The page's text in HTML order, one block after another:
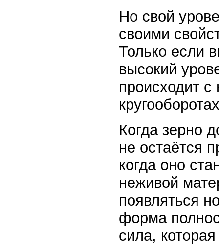
Но свой
своими
Только если
высокий
происходит
Когда зерно
не остаётся
когда оно
неживой
появляться
форма
сила,